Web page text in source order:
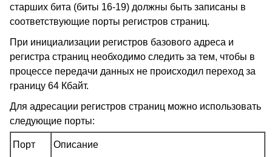
старших бита (биты 16-19) должны быть записаны в
соответствующие порты регистров страниц.
При инициализации регистров базового адреса и
регистра страниц необходимо следить за тем, чтобы в
процессе передачи данных не происходил переход за
границу 64 Кбайт.
Для адресации регистров страниц можно использовать
следующие порты:
Порт Описание